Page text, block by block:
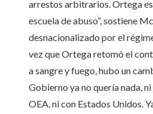
arrestos arbitrarios. Ortega
escuela de abuso”, sostiene
desnacionalizado por el
vez que Ortega retomó el
a sangre y fuego, hubo un
Gobierno ya no quería nada,
OEA, ni con Estados Unidos.